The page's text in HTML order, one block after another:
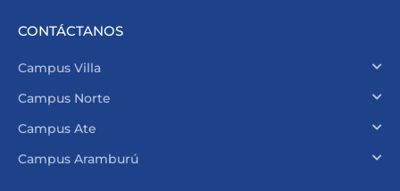
CONTÁCTANOS
Campus Villa
Campus Norte
Campus Ate
Campus Aramburú